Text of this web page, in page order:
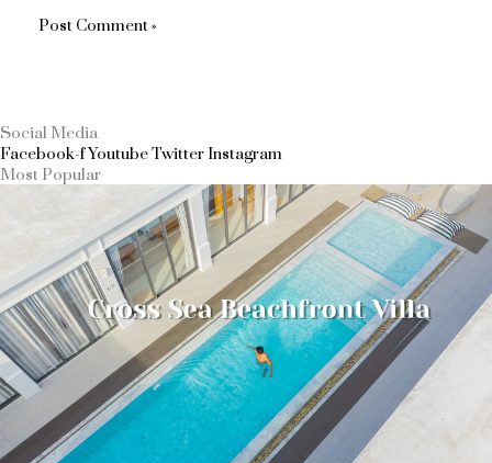
Social Media
Facebook-fYoutubeTwitter Instagram
Most Popular